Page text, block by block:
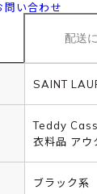
問い合わせ
配送
SAINT
Teddy
衣料品 アウ
ブラック系